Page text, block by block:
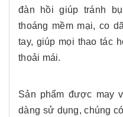
đàn hồi giúp tránh
thoáng mềm mại, co
tay, giúp mọi thao tác
thoải mái.
Sản phẩm được may
dàng sử dụng, chúng